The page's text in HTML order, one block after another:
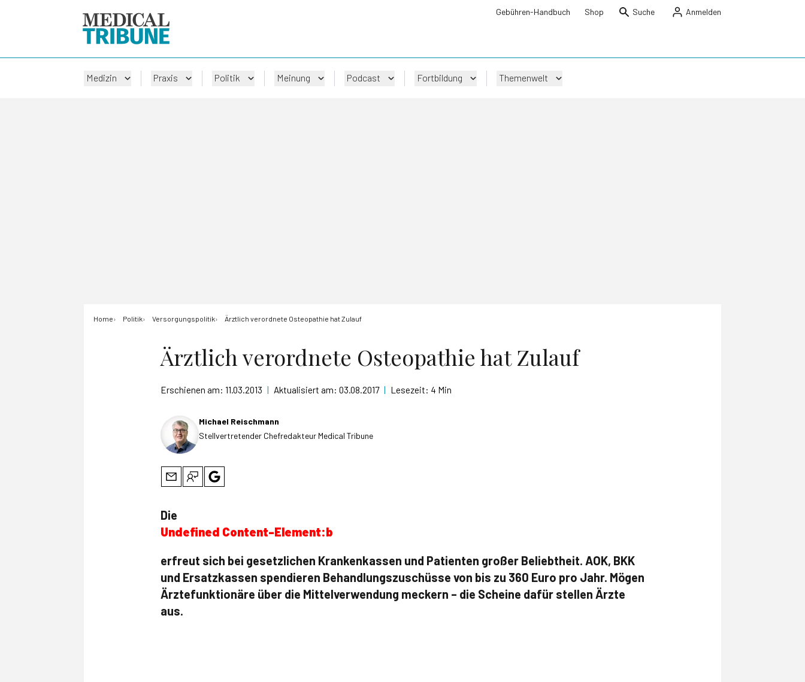
Gebühren-Handbuch Shop Suche Anmelden
Medizin Praxis Politik Meinung Podcast Fortbildung Themenwelt
Home Politik Versorgungspolitik Ärztlich verordnete Osteopathie hat Zulauf
Ärztlich verordnete Osteopathie hat Zulauf
Erschienen am: 11.03.2013 | Aktualisiert am: 03.08.2017 | Lesezeit: 4 Min
Michael Reischmann
Stellvertretender Chefredakteur Medical Tribune
Die
Undefined Content-Element:b
erfreut sich bei gesetzlichen Krankenkassen und Patienten großer Beliebtheit. AOK, BKK
und Ersatzkassen spendieren Behandlungszuschüsse von bis zu 360 Euro pro Jahr. Mögen
Ärztefunktionäre über die Mittelverwendung meckern – die Scheine dafür stellen Ärzte
aus.